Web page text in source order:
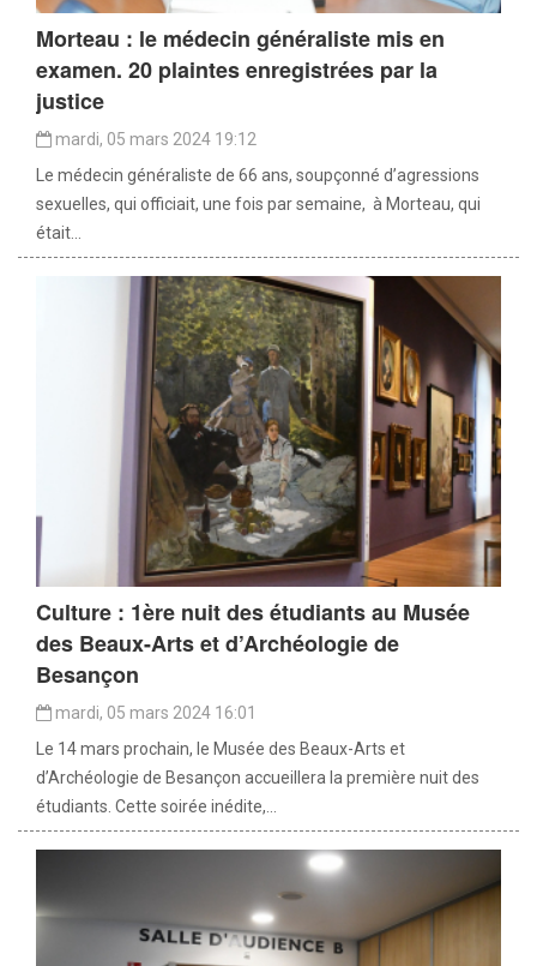
Morteau : le médecin généraliste mis en
examen. 20 plaintes enregistrées par la
justice
mardi, 05 mars 2024 19:12
Le médecin généraliste de 66 ans, soupçonné d’agressions
sexuelles, qui officiait, une fois par semaine, à Morteau, qui
était...
Culture : 1ère nuit des étudiants au Musée
des Beaux-Arts et d’Archéologie de
Besançon
mardi, 05 mars 2024 16:01
Le 14 mars prochain, le Musée des Beaux-Arts et
d’Archéologie de Besançon accueillera la première nuit des
étudiants. Cette soirée inédite,...